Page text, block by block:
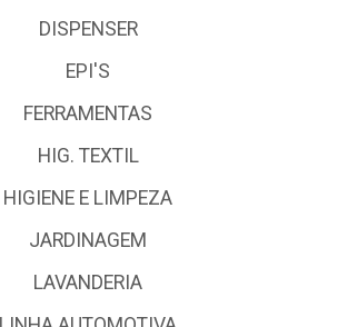
DISPENSER
EPI'S
FERRAMENTAS
HIG. TEXTIL
HIGIENE E LIMPEZA
JARDINAGEM
LAVANDERIA